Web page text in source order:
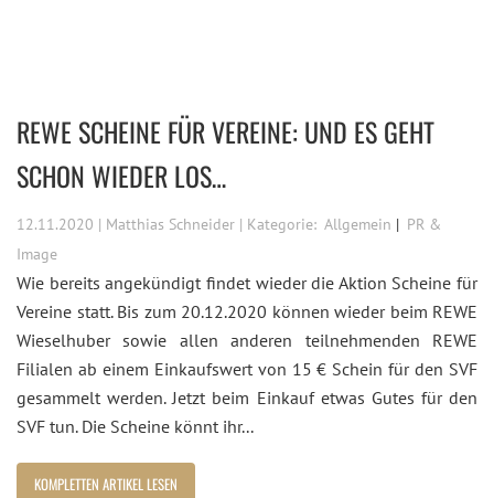
REWE SCHEINE FÜR VEREINE: UND ES GEHT
SCHON WIEDER LOS…
12.11.2020 | Matthias Schneider | Kategorie: Allgemein
PR &
Image
Wie bereits angekündigt findet wieder die Aktion Scheine für
Vereine statt. Bis zum 20.12.2020 können wieder beim REWE
Wieselhuber sowie allen anderen teilnehmenden REWE
Filialen ab einem Einkaufswert von 15 € Schein für den SVF
gesammelt werden. Jetzt beim Einkauf etwas Gutes für den
SVF tun. Die Scheine könnt ihr...
KOMPLETTEN ARTIKEL LESEN